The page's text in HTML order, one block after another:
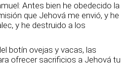
Antes bien he obedecido la
que Jehová me envió, y he
y he destruido a los
botín ovejas y vacas, las
ofrecer sacrificios a Jehová tu